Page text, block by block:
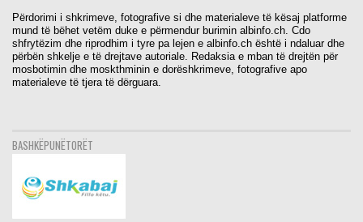
Përdorimi i shkrimeve, fotografive si dhe materialeve të kësaj platforme
mund të bëhet vetëm duke e përmendur burimin albinfo.ch. Cdo
shfrytëzim dhe riprodhim i tyre pa lejen e albinfo.ch është i ndaluar dhe
përbën shkelje e të drejtave autoriale. Redaksia e mban të drejtën për
mosbotimin dhe moskthminin e dorëshkrimeve, fotografive apo
materialeve të tjera të dërguara.
BASHKËPUNËTORËT